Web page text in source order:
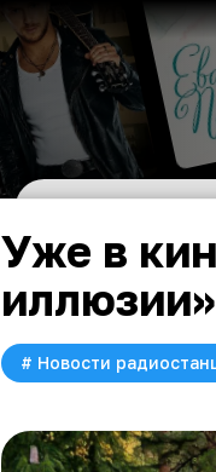
Уже в
# Новости